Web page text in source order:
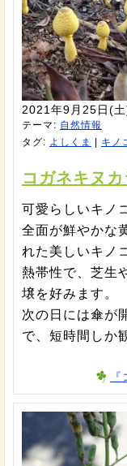
2021年9月25日(
テーマ: 自然情報
タグ: よしくま キノ
コガネキヌ
可愛らしいキノ
全面が鮮やかな
れた美しいキノ
熱帯性で、芝生
壌を好みます。
次の日には傘が
で、短時間しか